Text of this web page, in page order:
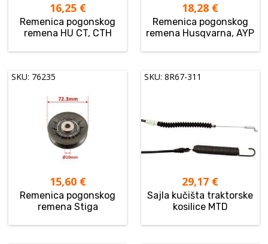
16,25 €
Remenica pogonskog
remena HU CT, CTH
18,28 €
Remenica pogonskog
remena Husqvarna, AYP
SKU: 76235
15,60 €
Remenica pogonskog
remena Stiga
SKU: 8R67-311
29,17 €
Sajla kučišta traktorske
kosilice MTD